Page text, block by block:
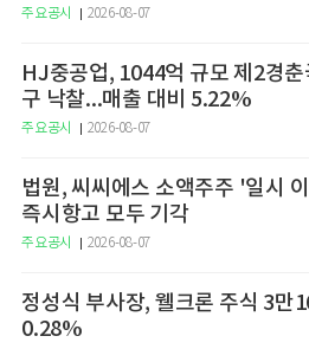
주요공시 2026-08-07
HJ중공업, 1044억 규모 제2경
구 낙찰...매출 대비 5.22%
주요공시 2026-08-07
법원, 씨씨에스 소액주주 '일시
즉시항고 모두 기각
주요공시 2026-08-07
정성식 부사장, 웰크론 주식 3만1669주
0.28%